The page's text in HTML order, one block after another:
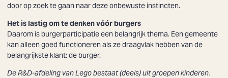
door op zoek te gaan naar deze onbewuste instincten.
Het is lastig om te denken vóór burgers
Daarom is burgerparticipatie een belangrijk thema. Een gemeente
kan alleen goed functioneren als ze draagvlak hebben van de
belangrijkste klant: de burger.
De R&D-afdeling van Lego bestaat (deels) uit groepen kinderen.